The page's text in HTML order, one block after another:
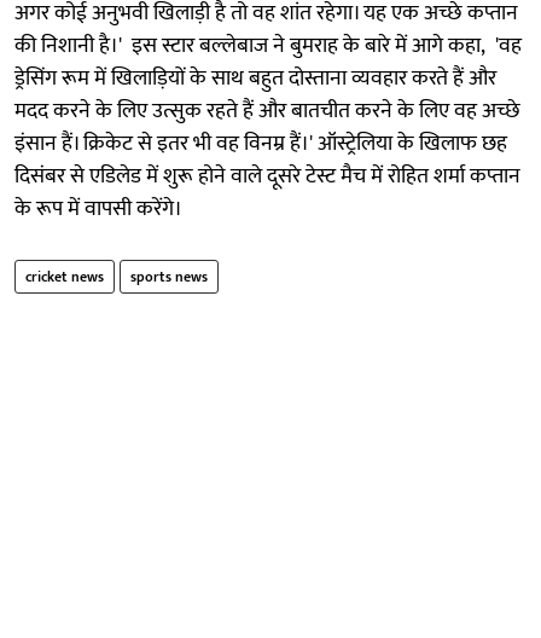
अगर कोई अनुभवी खिलाड़ी है तो वह शांत रहेगा। यह एक अच्छे कप्तान
की निशानी है।' इस स्टार बल्लेबाज ने बुमराह के बारे में आगे कहा, 'वह
ड्रेसिंग रूम में खिलाड़ियों के साथ बहुत दोस्ताना व्यवहार करते हैं और
मदद करने के लिए उत्सुक रहते हैं और बातचीत करने के लिए वह अच्छे
इंसान हैं। क्रिकेट से इतर भी वह विनम्र हैं।' ऑस्ट्रेलिया के खिलाफ छह
दिसंबर से एडिलेड में शुरू होने वाले दूसरे टेस्ट मैच में रोहित शर्मा कप्तान
के रूप में वापसी करेंगे।
cricket news sports news